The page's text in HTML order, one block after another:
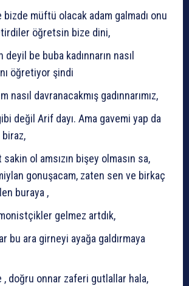
bizde müftü olacak adam galmadı onu
öğretsin bize dini,
be buba kadınnarın nasıl
öğretiyor şindi
nasıl davranacakmış gadınnarımız,
değil Arif dayı. Ama gavemi yap da
biraz,
ol amsızın bişey olmasın sa,
gonuşacam, zaten sen ve birkaç
buraya ,
gelmez artdık,
bu ara girneyi ayağa galdırmaya
, doğru onnar zaferi gutlallar hala,